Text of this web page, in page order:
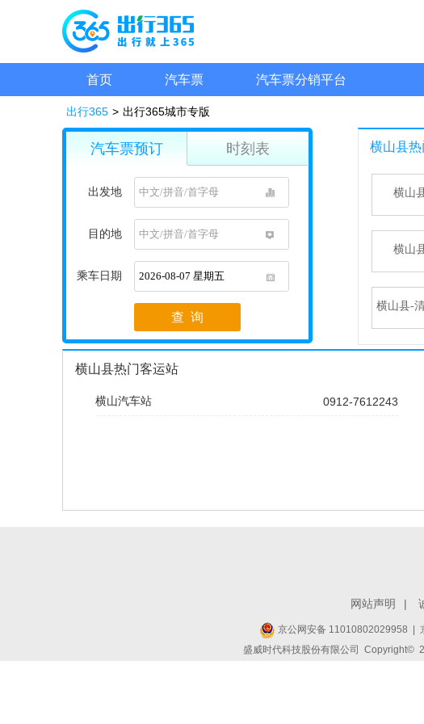
首页 汽车票 汽车票分销平台
出行365 > 出行365城市专版
汽车票预订 时刻表
出发地
目的地
1
乘车日期
1
查 询
横山县热
横山
横山
横山县-
横山县热门客运站
横山汽车站 0912-7612243
网站声明 |
京公网安备 11010802029958
盛威时代科技股份有限公司 Copyright©